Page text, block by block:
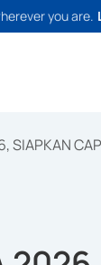
you are.
SIAPKAN